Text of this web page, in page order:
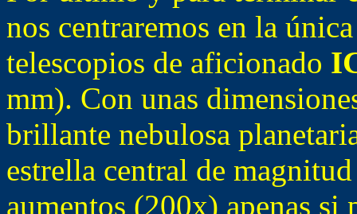
nos centraremos en la
telescopios de aficionado
mm). Con unas
brillante nebulosa
estrella central de
aumentos (200x) apenas si